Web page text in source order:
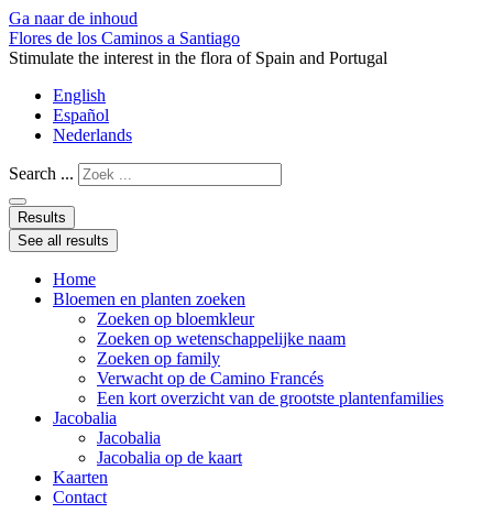
Ga naar de inhoud
Flores de los Caminos a Santiago
Stimulate the interest in the flora of Spain and Portugal
English
Español
Nederlands
Search ...
Results
See all results
Home
Bloemen en planten zoeken
Zoeken op bloemkleur
Zoeken op wetenschappelijke naam
Zoeken op family
Verwacht op de Camino Francés
Een kort overzicht van de grootste plantenfamilies
Jacobalia
Jacobalia
Jacobalia op de kaart
Kaarten
Contact